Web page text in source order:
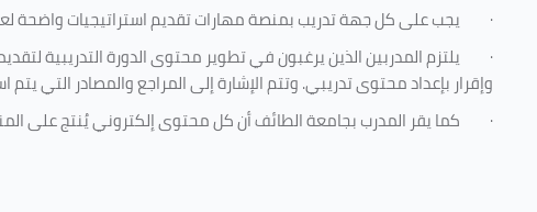
· يجب على كل جهة تدريب بمنصة مهارات تقديم استراتيجيات واضحة
· يلتزم المدربين الذين يرغبون في تطوير محتوى الدورة التدريبية
وإقرار بإعداد محتوى تدريبي. وتتم الإشارة إلى المراجع والمصادر التي
· كما يقر المدرب بجامعة الطائف أن كل محتوى إلكتروني يُنتج على